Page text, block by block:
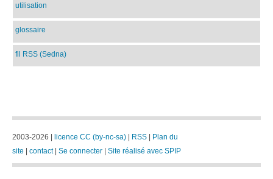
utilisation
glossaire
fil RSS (Sedna)
2003-2026 | licence CC (by-nc-sa) | RSS | Plan du
site | contact| Se connecter | Site réalisé avec SPIP